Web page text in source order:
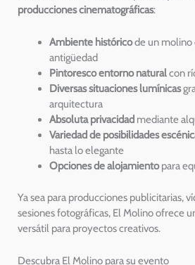
producciones cinematográficas:
Ambiente históricode un molino
antigüedad
Pintoresco entorno naturalcon
Diversas situaciones lumínicas
arquitectura
Absoluta privacidad mediante
Variedad de posibilidades
hasta lo elegante
Opciones de alojamientopara
Ya sea para producciones publicitarias,
sesiones fotográficas, El Molino ofrece
versátil para proyectos creativos.
Descubra El Molino para su evento